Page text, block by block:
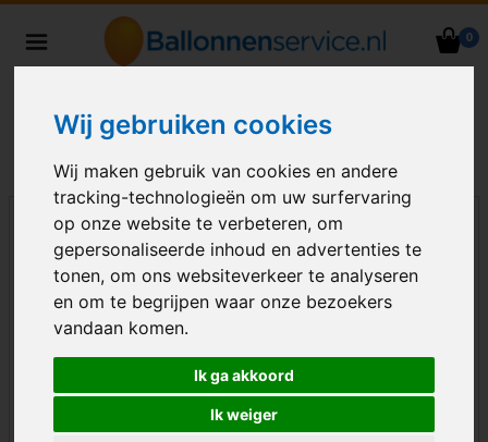
Wij gebruiken cookies
Wij maken gebruik van cookies en andere
tracking-technologieën om uw surfervaring
op onze website te verbeteren, om
gepersonaliseerde inhoud en advertenties te
tonen, om ons websiteverkeer te analyseren
en om te begrijpen waar onze bezoekers
vandaan komen.
Ik ga akkoord
Ik weiger
0
Nederland